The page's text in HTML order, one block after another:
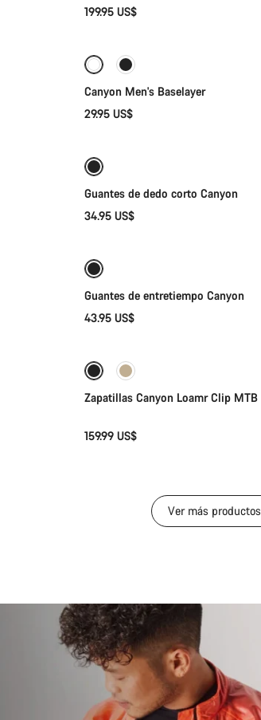
199.95 US$
Canyon Men's Baselayer
29.95 US$
Guantes de dedo corto Canyon
34.95 US$
Nuevo
Guantes de entretiempo Canyon
43.95 US$
Nuevo
Zapatillas Canyon Loamr Clip MTB
159.99 US$
Ver más productos